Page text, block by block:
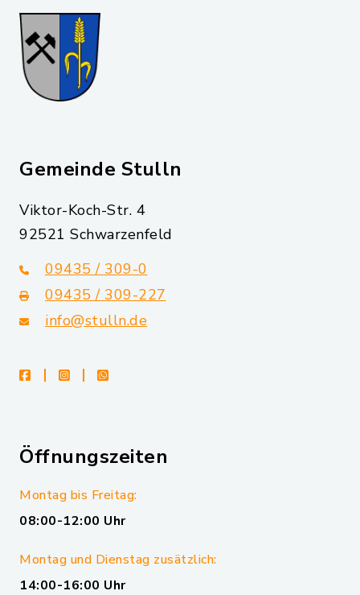
Gemeinde Stulln
Viktor-Koch-Str. 4
92521 Schwarzenfeld
09435 / 309-0
09435 / 309-227
info@stulln.de
facebookinstagramwhatsapp
Öffnungszeiten
Montag bis Freitag:
08:00-12:00 Uhr
Montag und Dienstag zusätzlich:
14:00-16:00 Uhr